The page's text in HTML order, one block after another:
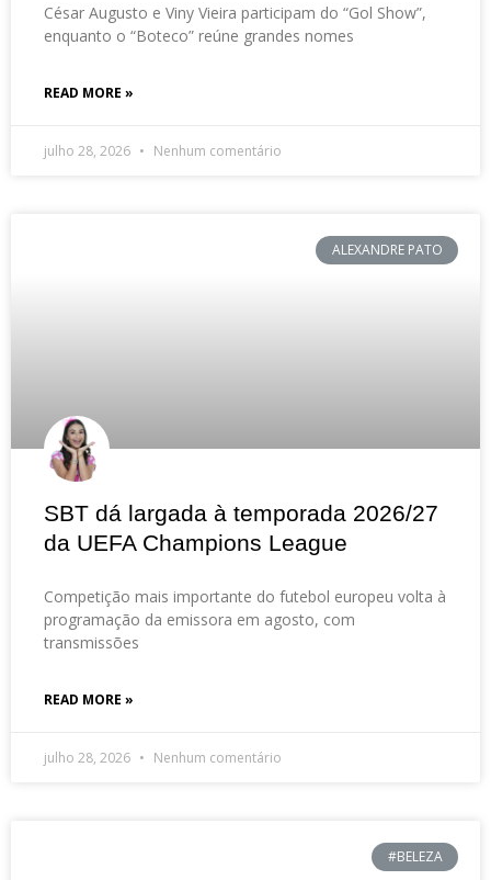
César Augusto e Viny Vieira participam do “Gol Show”,
enquanto o “Boteco” reúne grandes nomes
READ MORE »
julho 28, 2026 Nenhum comentário
ALEXANDRE PATO
SBT dá largada à temporada 2026/27
da UEFA Champions League
Competição mais importante do futebol europeu volta à
programação da emissora em agosto, com
transmissões
READ MORE »
julho 28, 2026 Nenhum comentário
#BELEZA